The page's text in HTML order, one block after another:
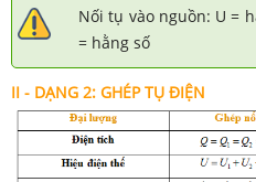
Nốitụ vào nguồn: U =
= hằng số
II - DẠNG 2: GHÉP TỤ ĐIỆN